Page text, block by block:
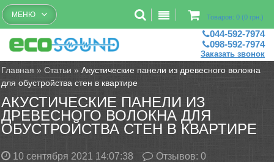
Бесплатный рассчет помещений
Товаров: 0 (0 грн.)
МЕНЮ
044-592-7974
098-592-7974
Заказать звонок
Главная »Статьи »Акустические панели из древесного волокна
для обустройства стен в квартире
АКУСТИЧЕСКИЕ ПАНЕЛИ ИЗ
ДРЕВЕСНОГО ВОЛОКНА ДЛЯ
ОБУСТРОЙСТВА СТЕН В КВАРТИРЕ
10 сентября 2021 14:07:38 Отзывов:0